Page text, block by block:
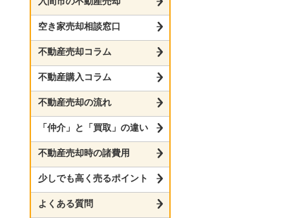
空き家売却相談窓口
不動産売却コラム
不動産購入コラム
不動産売却の流れ
「仲介」と「買取」の違い
不動産売却時の諸費用
少しでも高く売るポイント
よくある質問